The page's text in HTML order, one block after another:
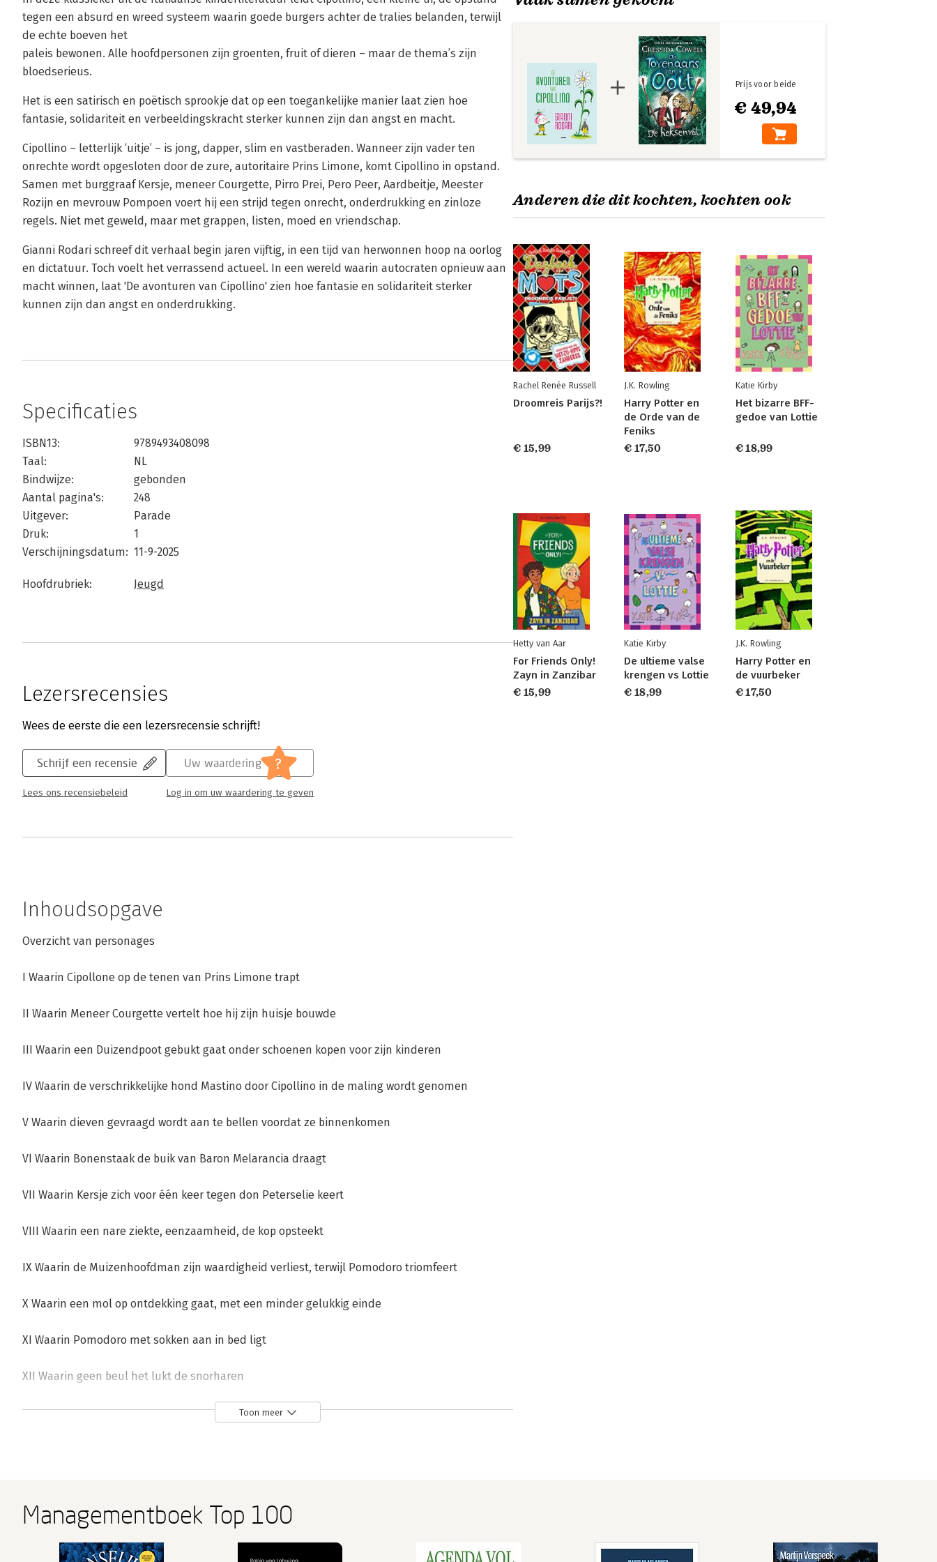
tegen een absurd en wreed systeem waarin goede burgers achter de tralies belanden, terwijl
de echte boeven het
paleis bewonen. Alle hoofdpersonen zijn groenten, fruit of dieren – maar de thema’s zijn
bloedserieus.
Het is een satirisch en poëtisch sprookje dat op een toegankelijke manier laat zien hoe
fantasie, solidariteit en verbeeldingskracht sterker kunnen zijn dan angst en macht.
Cipollino – letterlijk ‘uitje’ – is jong, dapper, slim en vastberaden. Wanneer zijn vader ten
onrechte wordt opgesloten door de zure, autoritaire Prins Limone, komt Cipollino in opstand.
Samen met burggraaf Kersje, meneer Courgette, Pirro Prei, Pero Peer, Aardbeitje, Meester
Rozijn en mevrouw Pompoen voert hij een strijd tegen onrecht, onderdrukking en zinloze
regels. Niet met geweld, maar met grappen, listen, moed en vriendschap.
Gianni Rodari schreef dit verhaal begin jaren vijftig, in een tijd van herwonnen hoop na oorlog
en dictatuur. Toch voelt het verrassend actueel. In een wereld waarin autocraten opnieuw aan
macht winnen, laat 'De avonturen van Cipollino' zien hoe fantasie en solidariteit sterker
kunnen zijn dan angst en onderdrukking.
Specificaties
ISBN13:
9789493408098
Taal:
NL
Bindwijze:
gebonden
Aantal pagina's:
248
Uitgever:
Parade
Druk:
1
Verschijningsdatum: 11-9-2025
Hoofdrubriek: Jeugd
Lezersrecensies
Wees de eerste die een lezersrecensie schrijft!
Schrijf een recensie
Lees ons recensiebeleid
Uw waardering ?
Log in om uw waardering te geven
Inhoudsopgave
Overzicht van personages
I Waarin Cipollone op de tenen van Prins Limone trapt
II Waarin Meneer Courgette vertelt hoe hij zijn huisje bouwde
III Waarin een Duizendpoot gebukt gaat onder schoenen kopen voor zijn kinderen
IV Waarin de verschrikkelijke hond Mastino door Cipollino in de maling wordt genomen
V Waarin dieven gevraagd wordt aan te bellen voordat ze binnenkomen
VI Waarin Bonenstaak de buik van Baron Melarancia draagt
VII Waarin Kersje zich voor één keer tegen don Peterselie keert
VIII Waarin een nare ziekte, eenzaamheid, de kop opsteekt
IX Waarin de Muizenhoofdman zijn waardigheid verliest, terwijl Pomodoro triomfeert
X Waarin een mol op ontdekking gaat, met een minder gelukkig einde
XI Waarin Pomodoro met sokken aan in bed ligt
XII Waarin geen beul het lukt de snorharen
maar niet in de hemel komt
XV Waarin het vorige hoofdstuk wordt opgehelderd
Toon meer
€ 49,94
Prijs voor beide
Anderen die dit kochten, kochten ook
Rachel Renée Russell
Droomreis Parijs?!
€ 15,99
J.K. Rowling
Harry Potter en
de Orde van de
Feniks
€ 17,50
Katie Kirby
Het bizarre BFF-
gedoe van Lottie
€ 18,99
Hetty van Aar
For Friends Only!
Zayn in Zanzibar
€ 15,99
Katie Kirby
De ultieme valse
krengen vs Lottie
€ 18,99
J.K. Rowling
Harry Potter en
de vuurbeker
€ 17,50
Managementboek Top 100